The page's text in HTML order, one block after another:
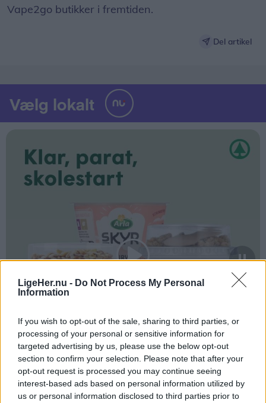
LigeHer.nu - Do Not Process My Personal
Information
If you wish to opt-out of the sale, sharing to third parties, or
processing of your personal or sensitive information for
targeted advertising by us, please use the below opt-out
section to confirm your selection. Please note that after your
opt-out request is processed you may continue seeing
interest-based ads based on personal information utilized by
us or personal information disclosed to third parties prior to
Vape2go butikker i fremtiden.
Del artikel